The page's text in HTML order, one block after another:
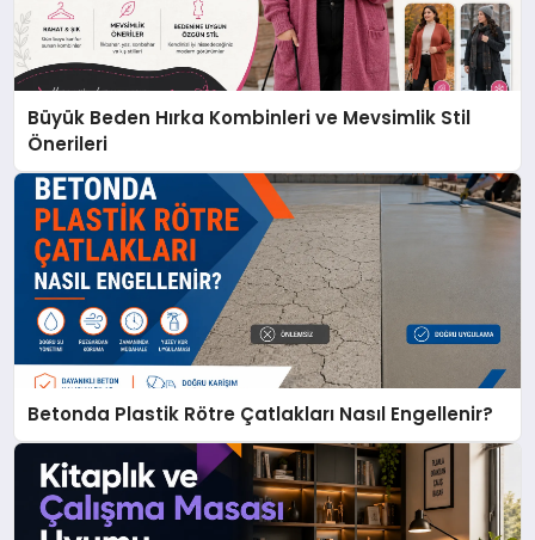
Büyük Beden Hırka Kombinleri ve Mevsimlik Stil
Önerileri
Betonda Plastik Rötre Çatlakları Nasıl Engellenir?